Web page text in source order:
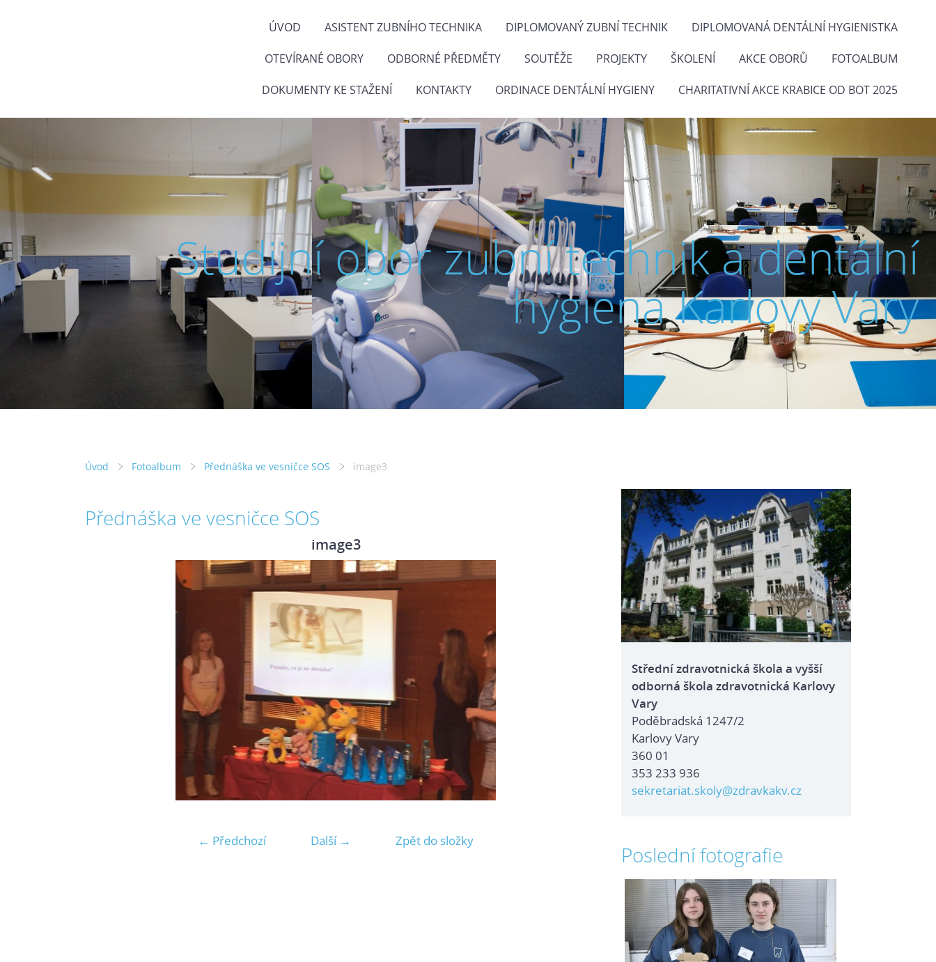
ÚVOD ASISTENT ZUBNÍHO TECHNIKA DIPLOMOVANÝ ZUBNÍ TECHNIK DIPLOMOVANÁ DENTÁLNÍ HYGIENISTKA
OTEVÍRANÉ OBORY ODBORNÉ PŘEDMĚTY SOUTĚŽE PROJEKTY ŠKOLENÍ AKCE OBORŮ FOTOALBUM
DOKUMENTY KE STAŽENÍ KONTAKTY ORDINACE DENTÁLNÍ HYGIENY CHARITATIVNÍ AKCE KRABICE OD BOT 2025
Studijní obor zubní technik a dentální
hygiena Karlovy Vary
Úvod Fotoalbum Přednáška ve vesničce SOS image3
Přednáška ve vesničce SOS
image3
← Předchozí Další → Zpět do složky
Střední zdravotnická škola a vyšší
odborná škola zdravotnická Karlovy
Vary
Poděbradská 1247/2
Karlovy Vary
360 01
353 233 936
sekretariat.skoly@zdravkakv.cz
Poslední fotografie